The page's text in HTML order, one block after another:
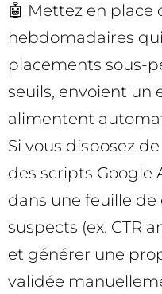
🤖 Mettez en place
hebdomadaires
placements sous-
seuils, envoient un
alimentent
Si vous disposez
des scripts Google
dans une feuille
suspects (ex. CTR
et générer une
validée